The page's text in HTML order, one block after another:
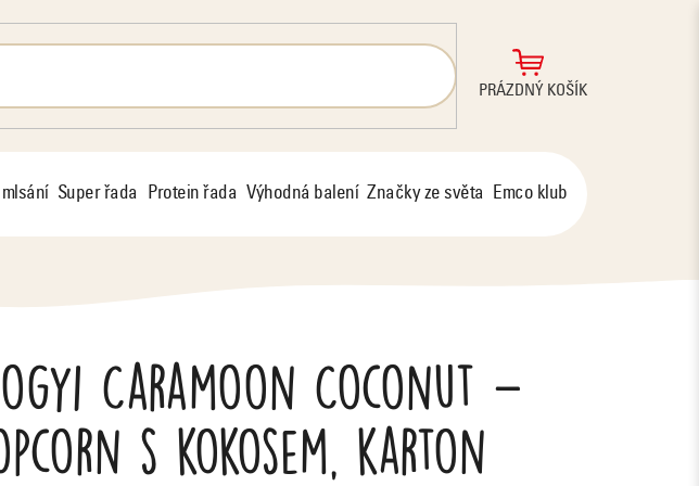
NÁKUPNÍ
PRÁZDNÝ KOŠÍK
Super řada Protein řada Výhodná balení Značky ze světa Emco klub
Caramoon Coconut –
s kokosem, karton